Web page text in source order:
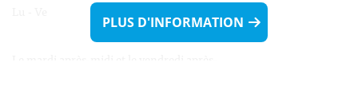
Lu - Ve 08h00 - 11h30
13h30 - 16h00
PLUS D'INFORMATION